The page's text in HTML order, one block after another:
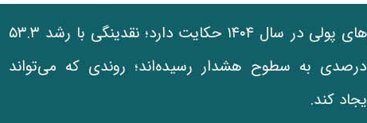
آمارهای رسمی از جهش کم‌سابقه متغیرهای پولی در سال ۱۴۰۴ حکایت دارد؛ نقدینگی با رشد ۵۳.۳
درصدی و پایه پولی با افزایش ۶۱.۵ درصدی به سطوح هشدار رسیده‌اند؛ روندی که می‌تواند